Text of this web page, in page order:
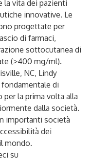
la vita dei pazienti
innovative. Le
progettate per
di farmaci,
sottocutanea di
(>400 mg/ml).
NC, Lindy
di
la prima volta alla
dalla società.
importanti società
dei
mondo.
su